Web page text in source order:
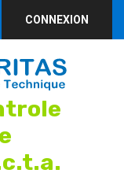
CONNEXION